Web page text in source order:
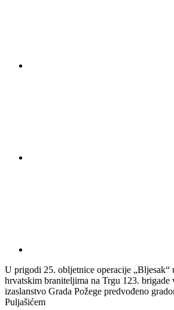
U prigodi 25. obljetnice operacije „Bljesak“
hrvatskim braniteljima na Trgu 123.
izaslanstvo Grada Požege predvođeno
Puljašićem